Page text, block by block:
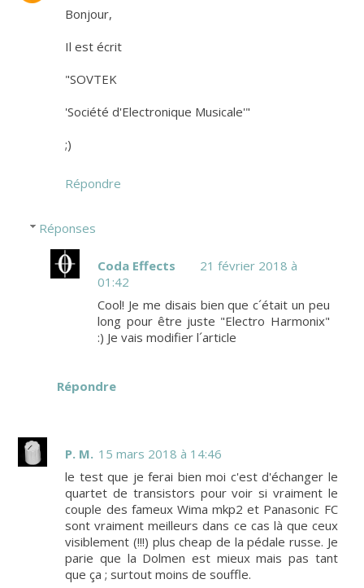
Bonjour,
Il est écrit
"SOVTEK
'Société d'Electronique Musicale'"
;)
Répondre
Réponses
Coda Effects
21 février 2018 à
01:42
Cool! Je me disais bien que c´était un peu
long pour être juste "Electro Harmonix"
:) Je vais modifier l´article
Répondre
P. M. 15 mars 2018 à 14:46
le test que je ferai bien moi c'est d'échanger le
quartet de transistors pour voir si vraiment le
couple des fameux Wima mkp2 et Panasonic FC
sont vraiment meilleurs dans ce cas là que ceux
visiblement (!!!) plus cheap de la pédale russe. Je
parie que la Dolmen est mieux mais pas tant
que ça ; surtout moins de souffle.